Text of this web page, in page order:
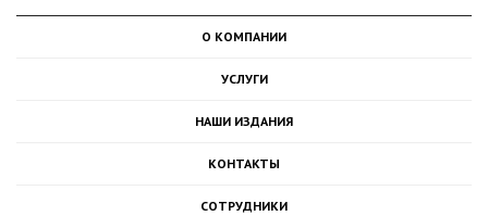
О КОМПАНИИ
УСЛУГИ
НАШИ ИЗДАНИЯ
КОНТАКТЫ
СОТРУДНИКИ